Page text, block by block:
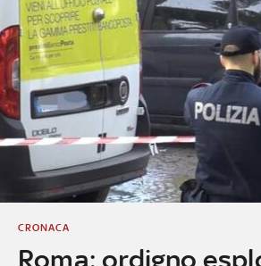
Roma: ordigno
CRONACA